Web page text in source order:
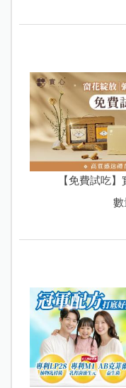
【免費試吃
數